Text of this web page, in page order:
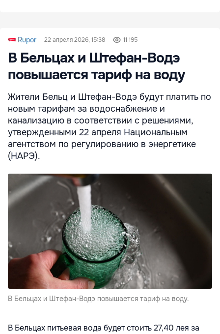
Rupor 22 апреля 2026, 15:38 11 195
В Бельцах и Штефан-Водэ
повышается тариф на воду
Жители Бельц и Штефан-Водэ будут платить по
новым тарифам за водоснабжение и
канализацию в соответствии с решениями,
утвержденными 22 апреля Национальным
агентством по регулированию в энергетике
(НАРЭ).
В Бельцах и Штефан-Водэ повышается тариф на воду.
В Бельцах питьевая вода будет стоить 27,40 лея за